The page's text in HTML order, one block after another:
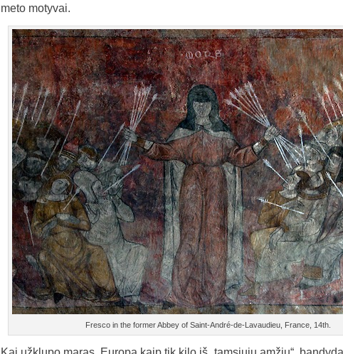
meto motyvai.
Fresco in the former Abbey of Saint-André-de-Lavaudieu, France, 14th.